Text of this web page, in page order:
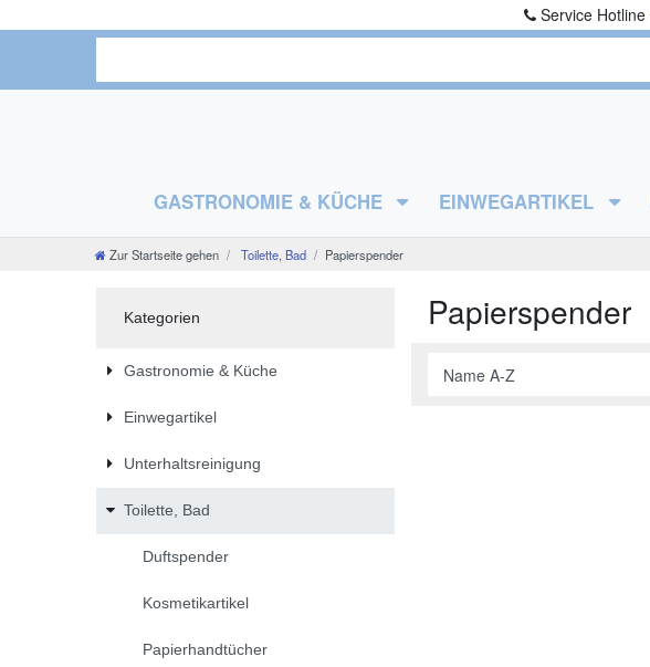
Service Hotline
GASTRONOMIE & KÜCHE EINWEGARTIKEL
Zur Startseite gehen Toilette, Bad Papierspender
Kategorien
Gastronomie & Küche
Einwegartikel
Unterhaltsreinigung
Toilette, Bad
Duftspender
Kosmetikartikel
Papierhandtücher
Papierspender